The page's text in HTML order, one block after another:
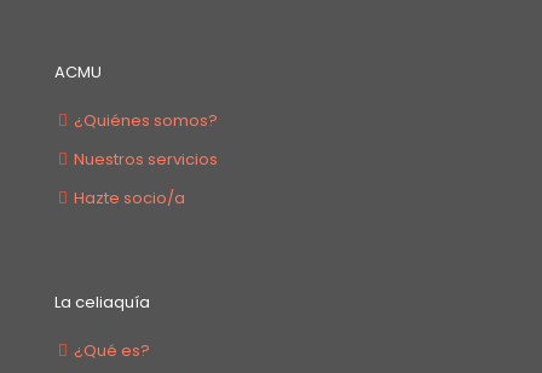
ACMU
¿Quiénes somos?
Nuestros servicios
Hazte socio/a
La celiaquía
¿Qué es?